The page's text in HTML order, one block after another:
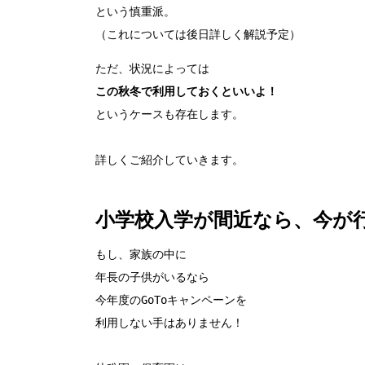
という慎重派。
この秋冬で利用しておくといいよ！
というケースも存在します。
詳しくご紹介していきます。
小学校入学が間近なら、今が
もし、家族の中に
年長の子供がいるなら
今年度のGoToキャンペーンを
利用しない手はありません！